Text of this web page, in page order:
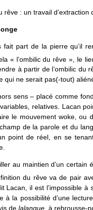
rêve : un travail
part de la pierre qu’il
« l’ombilic du rêve », le
à partir de l’ombilic du
qui ne serait pas(-tout)
sens – placé comme
relatives. Lacan
le mouvement woke, ou
de la parole et du
point de réel, en se
au maintien d’un
du rêve va de pair
Lacan, il est l’impossible
à la possibilité d’une
de lalangue , à rebrousse-